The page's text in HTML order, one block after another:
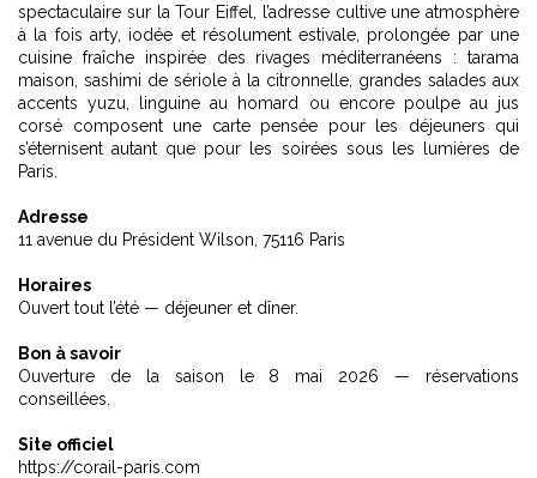
spectaculaire sur la Tour Eiffel
, l’adresse cultive une atmosphère
à la fois arty, iodée et résolument estivale, prolongée par une
cuisine fraîche inspirée des rivages méditerranéens : tarama
maison, sashimi de sériole à la citronnelle, grandes salades aux
accents yuzu, linguine au homard ou encore poulpe au jus
corsé composent une carte pensée pour les déjeuners qui
s’éternisent autant que pour les soirées sous les lumières de
Paris.
Adresse
11 avenue du Président Wilson, 75116 Paris
Horaires
Ouvert tout l’été — déjeuner et dîner.
Bon à savoir
Ouverture de la saison le 8 mai 2026 — réservations
conseillées.
Site officiel
https://corail-paris.com